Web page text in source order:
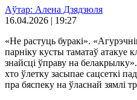
Аўтар: Алена Дзядзюля
16.04.2026 | 19:27
«Не растуць буракі».
парніку кусты таматаў атакуе
знайсці ўправу на
хто ўлетку засыпае сацсеткі
пра бяспеку на ўласнай зямлі